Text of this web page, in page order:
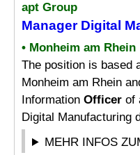
apt Group
Manager Digital
• Monheim am Rhein
The position is based
Monheim am Rhein
Information Officer of
Digital Manufacturing
MEHR INFOS